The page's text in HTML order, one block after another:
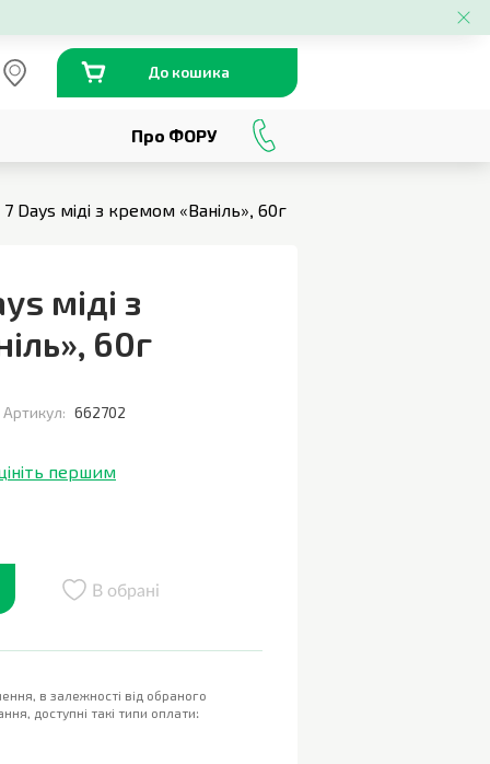
До кошика
Про ФОРУ
Days міді з кремом «Ваніль», 60г
міді з
, 60г
Артикул: 662702
першим
В обрані
в залежності від обраного
доступні такі типи оплати: